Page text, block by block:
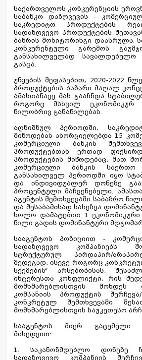
საქართველოს კონკურენციის
საბანკო დაზღვევის -
საკრედიტო პროდუქტების
სადაზღვევო პროდუქტების
ბაზრის მონიტორინგი დაასრულა.
კონკურენტული გარემოს
განსახილველად სავალდებულო
გასცა.
უწყების შეფასებით, 2020-2022
პროდუქტების ბაზარი მაღალ
ამასთანავე მას გააჩნდა
როგორც მსხვილ ეკონომიკურ
წილობრივ განაწილებას.
აღნიშნულ პერიოდში,
მიწოდებას ახორციელებდა 15
კომერციული ბანკის
პროდუქტებთან ერთად
პროდუქტების მიწოდებაც, მათ
კომერციული ბანკის
განსახილველ პერიოდში იყო
და ინდივიდუალურ დონეზე
პროცენტული მაჩვენებელი.
აგენტის შემთხვევაში საბაზრო
და შესაბამისად სახეზეა
ხოლო დამატებით 1 ეკონომიკური
წილი გადის დომინანტური
სააგენტოს პოზიციით -
სადაზღვევო კომპანიებს
სტრუქტურულ პირდაპირ/
შედეგად, ისევე როგორც
სქემების“ არსებობისას,
ინტერესთა კონფლიქტი, რის
მომხმარებლისთვის მოხდეს
კომპანიის პროდუქტის
კონკრეტულ შემთხვევაში
მომხმარებლისთვის საუკეთესო
სააგენტოს მიერ გაცემული
მიხედვით:
1. საკანონმდებლო დონეზე
სადაზღვევო კომპანიის